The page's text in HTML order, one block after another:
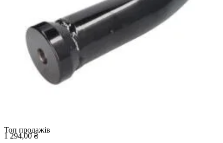
Топ продажів
1 294,00 ₴